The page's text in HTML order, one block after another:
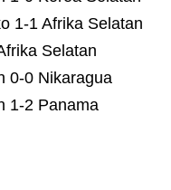
1-1 Afrika Selatan
Selatan
0-0 Nikaragua
1-2 Panama